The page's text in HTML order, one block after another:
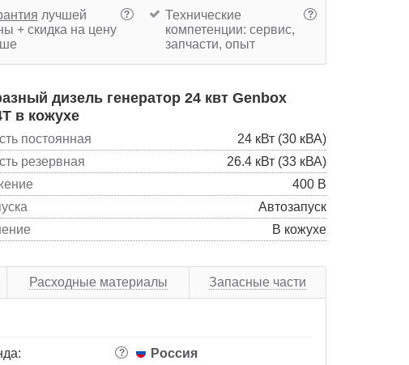
?
лучшей
+ скидка на цену
?
Технические
компетенции: сервис,
запчасти, опыт
дизель генератор 24 квт Genbox
в кожухе
постоянная
24 кВт (30 кВА)
резервная
26.4 кВт (33 кВА)
400 В
Автозапуск
В кожухе
Расходные материалы Запасные части
? Россия